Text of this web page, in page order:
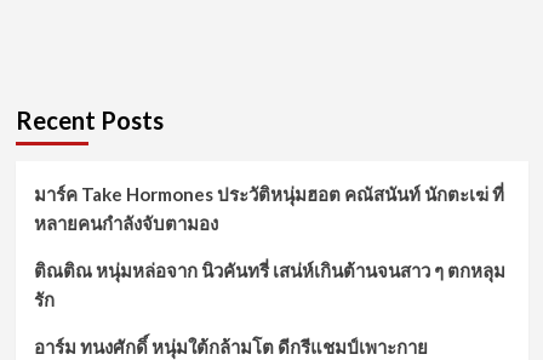
Recent Posts
มาร์ค Take Hormones ประวัติหนุ่มฮอต คณัสนันท์ นักตะเฆ่ ที่
หลายคนกำลังจับตามอง
ติณติณ หนุ่มหล่อจาก นิวคันทรี่ เสน่ห์เกินต้านจนสาว ๆ ตกหลุม
รัก
อาร์ม ทนงศักดิ์ หนุ่มใต้กล้ามโต ดีกรีแชมป์เพาะกาย